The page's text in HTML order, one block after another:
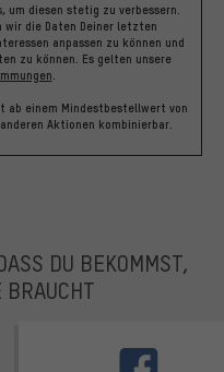
diesen stetig zu verbessern.
wir die Daten Deiner letzten
anpassen zu können und
zu können. Es gelten unsere
ab einem Mindestbestellwert von
Aktionen kombinierbar.
DU BEKOMMST,